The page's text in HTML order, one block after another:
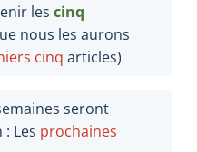
les cinq
nous les aurons
cinq articles)
seront
Les prochaines